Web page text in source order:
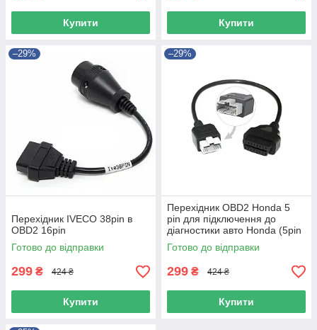
Купити Купити
–29%
Перехідник IVECO 38pin в
OBD2 16pin
Готово до відправки
299 ₴ 424 ₴
Купити
–29%
Перехідник OBD2 Honda 5
pin для підключення до
діагностики авто Honda (5pin
- 16pin)
Готово до відправки
299 ₴ 424 ₴
Купити